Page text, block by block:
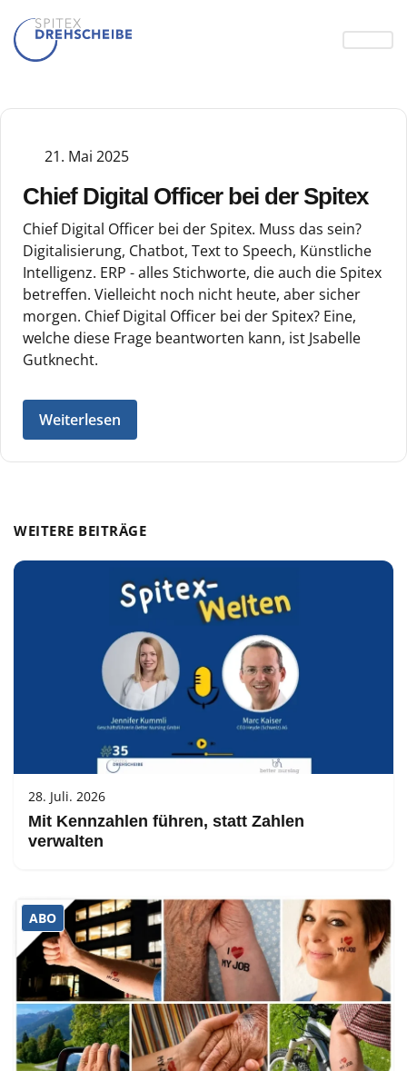
21. Mai 2025
Chief Digital Officer bei der Spitex
Chief Digital Officer bei der Spitex. Muss das sein?
Digitalisierung, Chatbot, Text to Speech, Künstliche
Intelligenz. ERP - alles Stichworte, die auch die Spitex
betreffen. Vielleicht noch nicht heute, aber sicher
morgen. Chief Digital Officer bei der Spitex? Eine,
welche diese Frage beantworten kann, ist Jsabelle
Gutknecht.
Weiterlesen
WEITERE BEITRÄGE
28. Juli. 2026
Mit Kennzahlen führen, statt Zahlen
verwalten
ABO